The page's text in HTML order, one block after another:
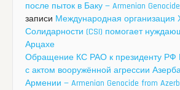
после пыток в Баку — Armenian
записи Международная организация
Солидарности (CSI) помогает
Арцахе
Обращение КС РАО к президенту РФ
с актом вооружённой агрессии
Армении — Armenian Genocide from